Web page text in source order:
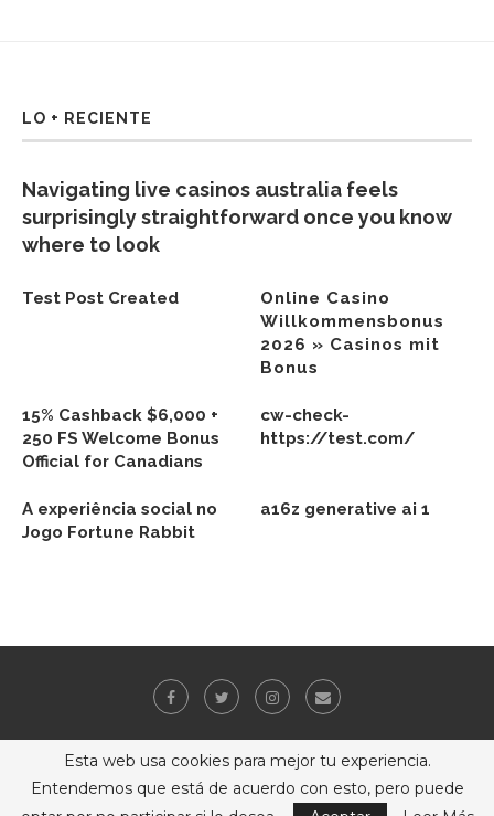
LO + RECIENTE
Navigating live casinos australia feels
surprisingly straightforward once you know
where to look
Test Post Created
Online Casino
Willkommensbonus
2026 » Casinos mit
Bonus
15% Cashback $6,000 +
250 FS Welcome Bonus
Official for Canadians
cw-check-
https://test.com/
A experiência social no
Jogo Fortune Rabbit
a16z generative ai 1
VOLVER ARRIBA
Esta web usa cookies para mejor tu experiencia.
Entendemos que está de acuerdo con esto, pero puede